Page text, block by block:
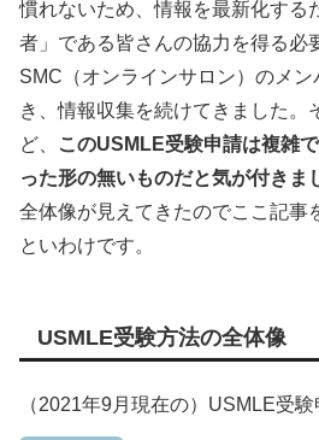
慣れないため、情報を最新化する
者」である皆さんの協力を得る必
SMC（オンラインサロン）のメ
き、情報収集を続けてきました。
ど、
このUSMLE受験申請は複雑
った形の無いものだと気が付きま
全体像が見えてきたのでここ記事
といわけです。
USMLE受験方法の全体像
（2021年9月現在の）USMLE受験